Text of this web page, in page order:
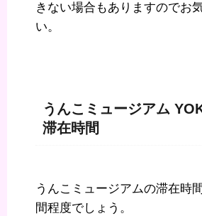
きない場合もありますのでお
い。
うんこミュージアム
滞在時間
うんこミュージアムの滞在時
間程度でしょう。